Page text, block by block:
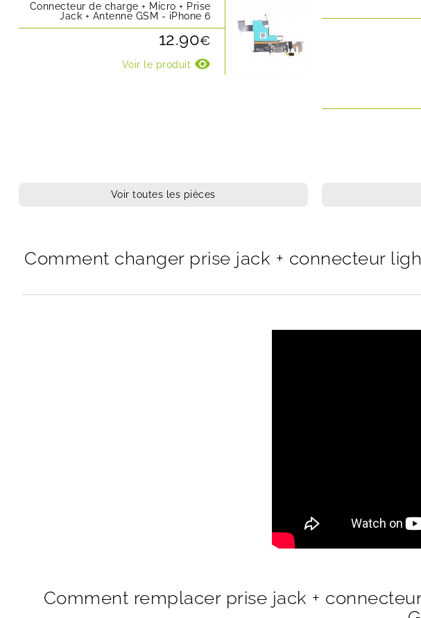
Connecteur de charge + Micro + Prise
Jack + Antenne GSM - iPhone 6
12.90€
Voir le produit visibility
Voir toutes les pièces
Comment changer prise jack + connecteur
Comment remplacer prise jack +